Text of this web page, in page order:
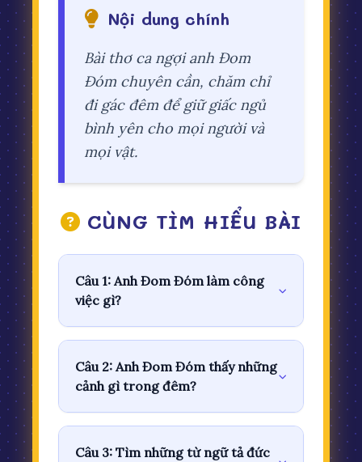
Nội dung chính
Bài thơ ca ngợi anh Đom
Đóm chuyên cần, chăm chỉ
đi gác đêm để giữ giấc ngủ
bình yên cho mọi người và
mọi vật.
CÙNG TÌM HIỂU BÀI
Câu 1: Anh Đom Đóm làm công
việc gì?
Câu 2: Anh Đom Đóm thấy những
cảnh gì trong đêm?
Câu 3: Tìm những từ ngữ tả đức